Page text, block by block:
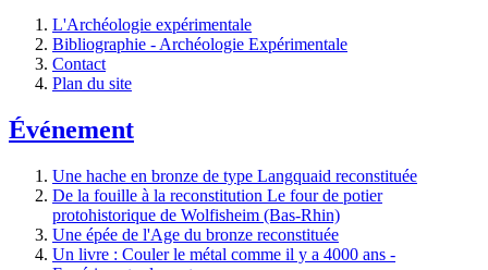
L'Archéologie expérimentale
Bibliographie - Archéologie Expérimentale
Contact
Plan du site
Événement
Une hache en bronze de type Langquaid reconstituée
De la fouille à la reconstitution Le four de potier
protohistorique de Wolfisheim (Bas-Rhin)
Une épée de l'Age du bronze reconstituée
Un livre : Couler le métal comme il y a 4000 ans -